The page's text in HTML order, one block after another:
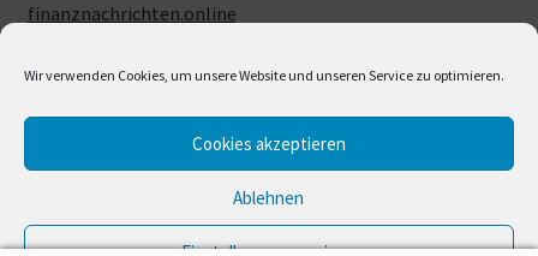
Wir verwenden Cookies, um unsere Website und unseren Service zu optimieren.
Cookies akzeptieren
Ablehnen
Einstellungen anzeigen
finanznachrichten.online
© LUXUSLOVE 2026
Erstellt mit Storefront & WooCommerce